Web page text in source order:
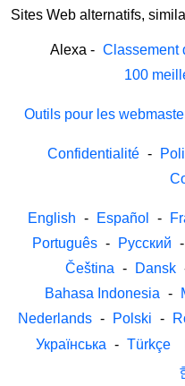
Sites Web alternatifs,
Alexa - Classement
100
Outils pour les
Confidentialité -
English - Español -
Português - Русский -
Čeština - Dansk
Bahasa Indonesia -
Nederlands - Polski -
Українська - Türkçe